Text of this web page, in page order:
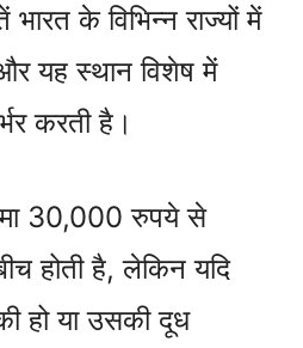
के विभिन्न राज्यों में
यह स्थान विशेष में
करती है।
30,000 रुपये से
होती है, लेकिन यदि
हो या उसकी दूध